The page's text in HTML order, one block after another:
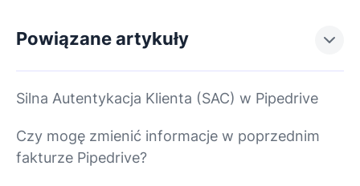
Powiązane artykuły
Silna Autentykacja Klienta (SAC) w Pipedrive
Czy mogę zmienić informacje w poprzednim
fakturze Pipedrive?